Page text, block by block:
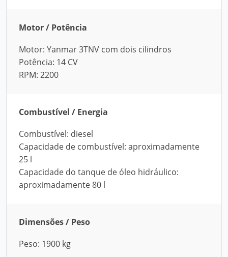
Motor / Potência
Motor: Yanmar 3TNV com dois cilindros
Potência: 14 CV
RPM: 2200
Combustível / Energia
Combustível: diesel
Capacidade de combustível: aproximadamente
25 l
Capacidade do tanque de óleo hidráulico:
aproximadamente 80 l
Dimensões / Peso
Peso: 1900 kg